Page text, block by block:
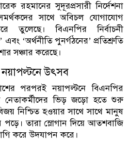
রহমানের সুদূরপ্রসারী নির্দেশনা
সাথে অবিচল যোগাযোগ
তুলেছে। বিএনপির নির্বাচনী
এবং ‘অর্থনীতি পুনর্গঠনের’ প্রতিশ্রুতি
সঞ্চার করেছে।
উৎসব
পরপরই নয়াপল্টনে বিএনপির
নেতাকর্মীদের ভিড় জড়ো হতে শুরু
নিশ্চিত হওয়ার সাথে সাথে মানুষ
তারা স্লোগান দিয়ে আতশবাজি
করে উদযাপন করে।